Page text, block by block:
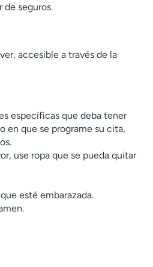
seguros.
accesible a través de la
específicas que deba tener
en que se programe su cita,
use ropa que se pueda quitar
esté embarazada.